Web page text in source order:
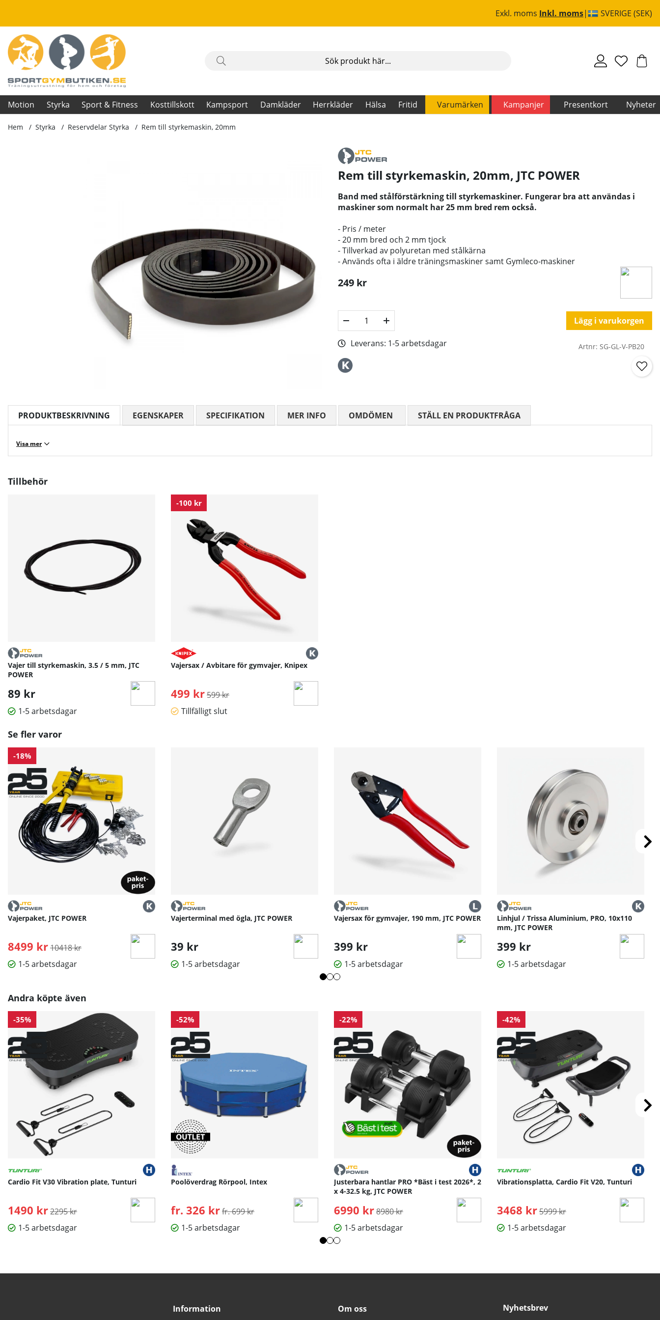
Exkl. moms Inkl. moms SVERIGE (SEK)
Motion Styrka Sport & Fitness Kosttillskott Kampsport Damkläder Herrkläder Hälsa Fritid Varumärken Kampanjer Presentkort Nyheter
Hem Styrka Reservdelar Styrka Rem till styrkemaskin, 20mm
Rem till styrkemaskin, 20mm, JTC POWER
Band med stålförstärkning till styrkemaskiner. Fungerar bra att användas i
maskiner som normalt har 25 mm bred rem också.
- Pris / meter
- 20 mm bred och 2 mm tjock
- Tillverkad av polyuretan med stålkärna
- Används ofta i äldre träningsmaskiner samt Gymleco-maskiner
249 kr
Lägg i varukorgen
Leverans: 1-5 arbetsdagar Artnr: SG-GL-V-PB20
PRODUKTBESKRIVNING
Visa mer
EGENSKAPER SPECIFIKATION MER INFO OMDÖMEN MEDELBETYG 0 AV 5 ANTAL BETYG 0
STÄLL EN PRODUKTFRÅGA
Tillbehör
Vajer till styrkemaskin, 3.5 / 5 mm, JTC
POWER
89 kr
1-5 arbetsdagar
-100 kr
Vajersax / Avbitare för gymvajer, Knipex
499 kr Ordinarie pris:
599 kr
Tillfälligt slut
Se fler varor
-18%
Vajerpaket, JTC POWER
8499 kr Ordinarie pris:
10418 kr
1-5 arbetsdagar
Vajerterminal med ögla, JTC POWER
39 kr
1-5 arbetsdagar
Vajersax för gymvajer, 190 mm, JTC POWER
399 kr
1-5 arbetsdagar
Linhjul / Trissa Aluminium, PRO, 10x110
mm, JTC POWER
399 kr
1-5 arbetsdagar
Andra köpte även
-35%
Cardio Fit V30 Vibration plate, Tunturi
1490 kr Ordinarie pris:
2295 kr
1-5 arbetsdagar
-52%
Poolöverdrag Rörpool, Intex
fr. 326 krOrdinarie pris:
fr. 699 kr
1-5 arbetsdagar
-22%
Justerbara hantlar PRO *Bäst i test 2026*, 2
x 4-32.5 kg, JTC POWER
6990 kr Ordinarie pris:
8980 kr
1-5 arbetsdagar
-42%
Vibrationsplatta, Cardio Fit V20, Tunturi
3468 kr Ordinarie pris:
5999 kr
1-5 arbetsdagar
Information Om oss
Nyhetsbrev